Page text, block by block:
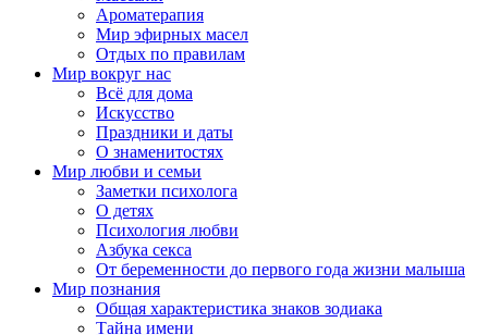
Ароматерапия
Мир эфирных масел
Отдых по правилам
Мир вокруг нас
Всё для дома
Искусство
Праздники и даты
О знаменитостях
Мир любви и семьи
Заметки психолога
О детях
Психология любви
Азбука секса
От беременности до первого года жизни малыша
Мир познания
Общая характеристика знаков зодиака
Тайна имени